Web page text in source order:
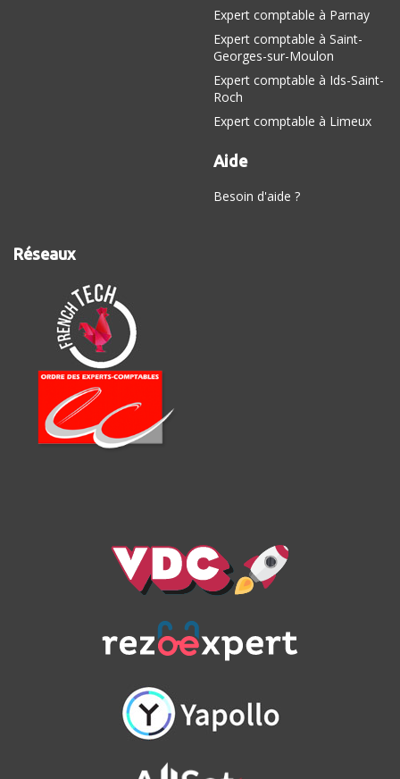
Expert comptable à Parnay
Expert comptable à Saint-
Georges-sur-Moulon
Expert comptable à Ids-Saint-
Roch
Expert comptable à Limeux
Aide
Besoin d'aide ?
Réseaux